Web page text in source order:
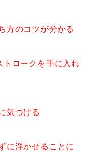
方のコツが分かる
トロークを手に入れ
気づける
に浮かせることに